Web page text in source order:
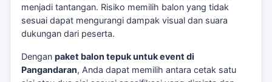
menjadi tantangan. Risiko memilih balon yang tidak
sesuai dapat mengurangi dampak visual dan suara
dukungan dari peserta.
Dengan paket balon tepuk untuk event di
Pangandaran, Anda dapat memilih antara cetak satu